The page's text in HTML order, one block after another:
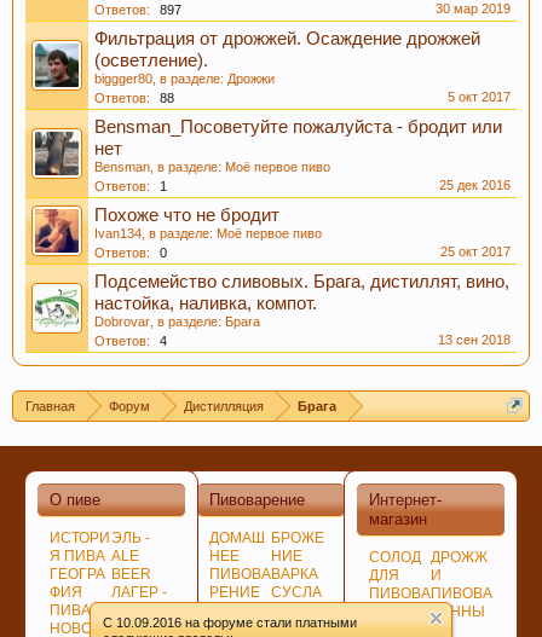
C 10.09.2016 на форуме стали платными
Ответов:
897 30 мар 2019
Фильтрация от дрожжей. Осаждение дрожжей
(осветление).
biggger80, в разделе: Дрожжи
Ответов:
88 5 окт 2017
Bensman_Посоветуйте пожалуйста - бродит или
нет
Bensman, в разделе: Моё первое пиво
Ответов:
1 25 дек 2016
Похоже что не бродит
Ivan134, в разделе: Моё первое пиво
Ответов:
0 25 окт 2017
Подсемейство сливовых. Брага, дистиллят, вино,
настойка, наливка, компот.
Dobrovar, в разделе: Брага
Ответов:
4 13 сен 2018
Главная Форум Дистилляция Брага
Интернет-
магазин
СОЛОД
ДЛЯ
ПИВОВА
НЕСОЛ
ДРОЖЖ
И
ПИВОВА
РЕННЫ
Е
О пиве
ИСТОРИ
Я ПИВА
ГЕОГРА
ФИЯ
ПИВА
НОВОСТ
ЭЛЬ -
ALE
BEER
ЛАГЕР -
ПО
Пивоварение
ДОМАШ
НЕЕ
ПИВОВА
РЕНИЕ
ОВКА,
БРОЖЕ
НИЕ
ВАРКА
СУСЛА
LAGER